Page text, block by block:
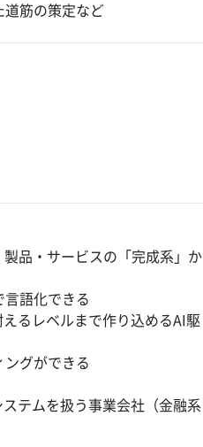
道筋の策定など
品・サービスの「完成系」か
語化できる
るレベルまで作り込めるAI駆
グができる
テムを扱う事業会社（金融系